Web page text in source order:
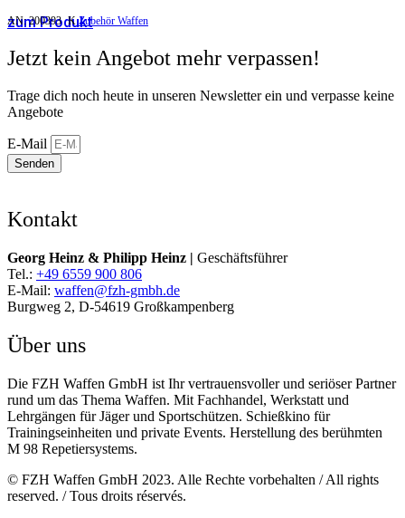
zum Produkt
AN:200393 K Zubehör Waffen
Jetzt kein Angebot mehr verpassen!
Trage dich noch heute in unseren Newsletter ein und verpasse keine
Angebote
E-Mail
Senden
Kontakt
Georg Heinz & Philipp Heinz | Geschäftsführer
Tel.: +49 6559 900 806
E-Mail: waffen@fzh-gmbh.de
Burgweg 2, D-54619 Großkampenberg
Über uns
Die FZH Waffen GmbH ist Ihr vertrauensvoller und seriöser Partner
rund um das Thema Waffen. Mit Fachhandel, Werkstatt und
Lehrgängen für Jäger und Sportschützen. Schießkino für
Trainingseinheiten und private Events. Herstellung des berühmten
M 98 Repetiersystems.
© FZH Waffen GmbH 2023. Alle Rechte vorbehalten / All rights
reserved. / Tous droits réservés.